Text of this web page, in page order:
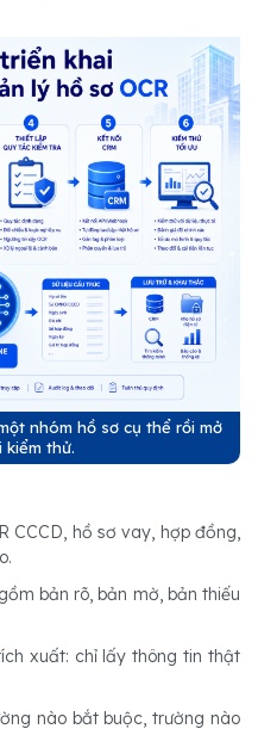
nhóm hồ sơ cụ thể rồi mở
kiểm thử.
CCCD, hồ sơ vay, hợp đồng,
bản rõ, bản mờ, bản thiếu
xuất: chỉ lấy thông tin thật
nào bắt buộc, trường nào